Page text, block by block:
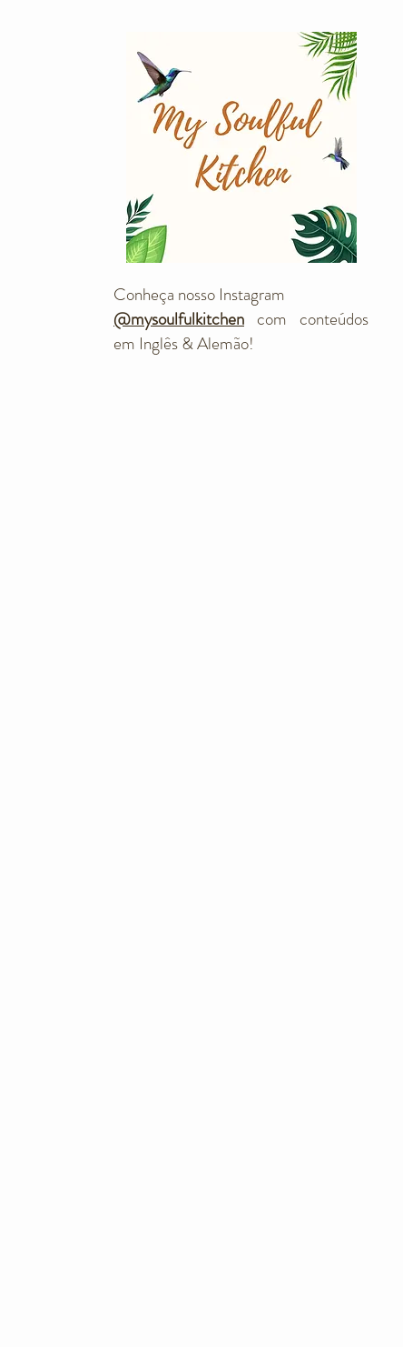
Conheça nosso Instagram
@mysoulfulkitchen com conteúdos
em Inglês & Alemão!